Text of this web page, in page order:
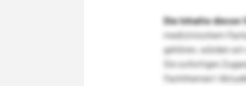
Die Inhalte
medizinischem
gehören, würden
Sie sofortigen
Fachthemen!